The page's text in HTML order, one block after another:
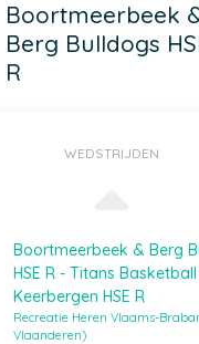
Boortmeerbeek
Berg Bulldogs
R
WEDSTRIJDEN
Boortmeerbeek & Berg
HSE R - Titans Basketball
Keerbergen HSE R
Recreatie Heren Vlaams-
Vlaanderen)